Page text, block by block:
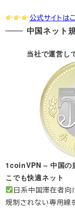
公式サイトは
中国ネット
当社で運営し
1coinVPN – 中国の
こでも快適ネット
日系中国滞在者向
規制されない専用線